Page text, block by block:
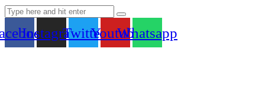
InstagramTwitterYoutubeWhatsapp